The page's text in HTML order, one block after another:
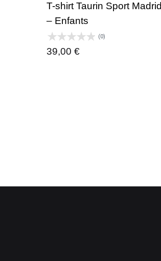
T-shirt Taurin Sport Madrid
– Enfants
(0)
39,00 €